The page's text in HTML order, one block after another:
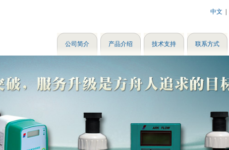
中文
公司简介 产品介绍 技术支持 联系方式